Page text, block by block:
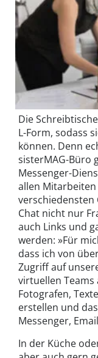
Die
L-Form, sodass
können. Denn
sisterMAG-Büro
Messenger-
allen
verschiedensten
Chat nicht nur
auch Links und
werden: »Für
dass ich von
Zugriff auf
virtuellen Teams
Fotografen,
erstellen und
Messenger,
In der Küche